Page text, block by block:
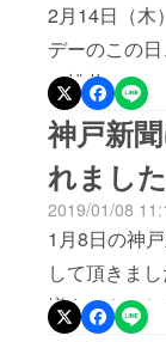
2月14日（木
デーのこの
の桃井ミュ
縁結びの松の
より催した
出来る限り多
いっしょに植
と思います
案内となり
ん。ご都合
神戸新
れました
2019/01/08
1月8日の神
して頂きま
増えてきて